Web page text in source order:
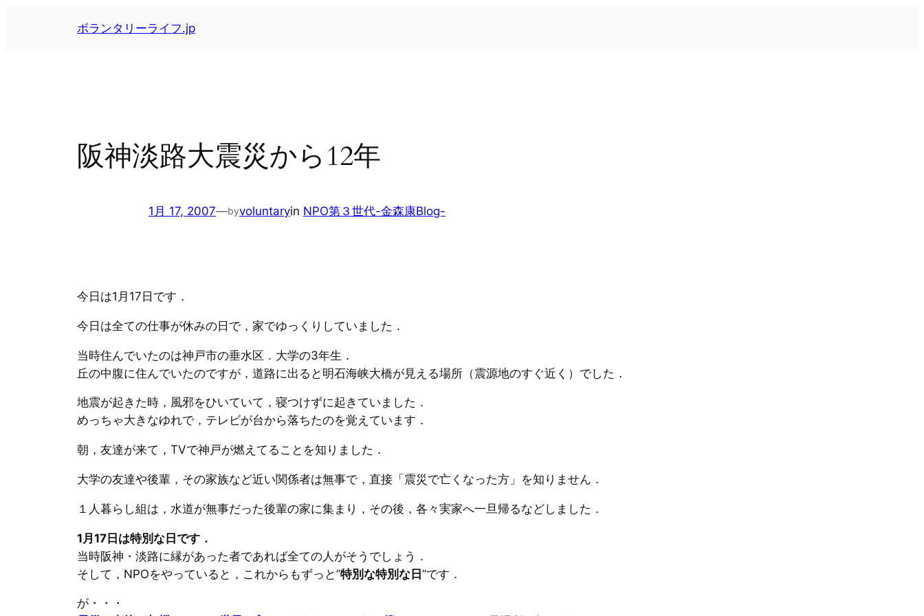
ボランタリーライフ.jp
阪神淡路大震災から12年
1月 17, 2007—byvoluntaryin NPO第３世代-金森康Blog-
今日は1月17日です．
今日は全ての仕事が休みの日で，家でゆっくりしていました．
当時住んでいたのは神戸市の垂水区．大学の3年生．
丘の中腹に住んでいたのですが，道路に出ると明石海峡大橋が見える場所（震源地のすぐ近く）でした．
地震が起きた時，風邪をひいていて，寝つけずに起きていました．
めっちゃ大きなゆれで，テレビが台から落ちたのを覚えています．
朝，友達が来て，TVで神戸が燃えてることを知りました．
大学の友達や後輩，その家族など近い関係者は無事で，直接「震災で亡くなった方」を知りません．
１人暮らし組は，水道が無事だった後輩の家に集まり，その後，各々実家へ一旦帰るなどしました．
1月17日は特別な日です．
当時阪神・淡路に縁があった者であれば全ての人がそうでしょう．
そして，NPOをやっていると，これからもずっと”特別な特別な日”です．
が・・・